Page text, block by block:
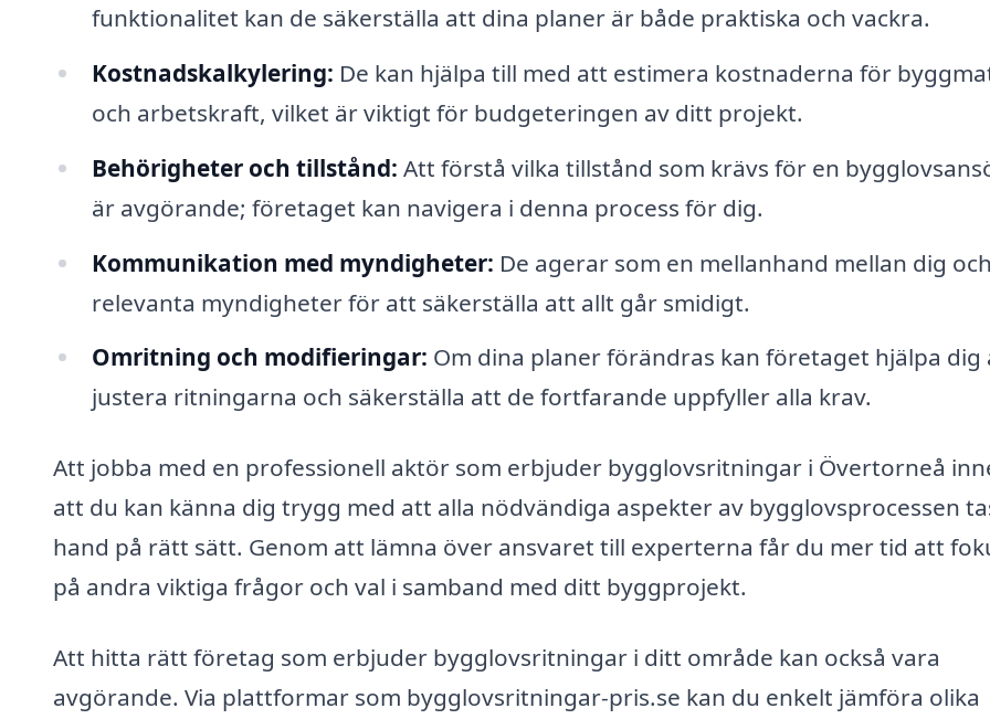
funktionalitet kan de säkerställa att dina planer är både praktiska och vackra.
Kostnadskalkylering: De kan hjälpa till med att estimera kostnaderna för
och arbetskraft, vilket är viktigt för budgeteringen av ditt projekt.
Behörigheter och tillstånd: Att förstå vilka tillstånd som krävs för en
är avgörande; företaget kan navigera i denna process för dig.
Kommunikation med myndigheter: De agerar som en mellanhand mellan dig och
relevanta myndigheter för att säkerställa att allt går smidigt.
Omritning och modifieringar: Om dina planer förändras kan företaget hjälpa dig
justera ritningarna och säkerställa att de fortfarande uppfyller alla krav.
Att jobba med en professionell aktör som erbjuder bygglovsritningar i Övertorneå
att du kan känna dig trygg med att alla nödvändiga aspekter av bygglovsprocessen
hand på rätt sätt. Genom att lämna över ansvaret till experterna får du mer tid att
på andra viktiga frågor och val i samband med ditt byggprojekt.
Att hitta rätt företag som erbjuder bygglovsritningar i ditt område kan också vara
avgörande. Via plattformar som bygglovsritningar-pris.se kan du enkelt jämföra olika